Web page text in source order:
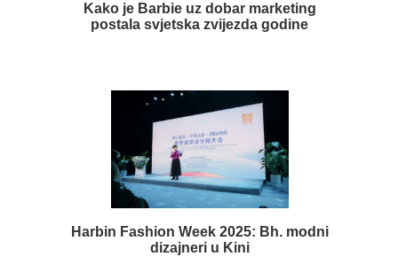
Kako je Barbie uz dobar marketing
postala svjetska zvijezda godine
Harbin Fashion Week 2025: Bh. modni
dizajneri u Kini